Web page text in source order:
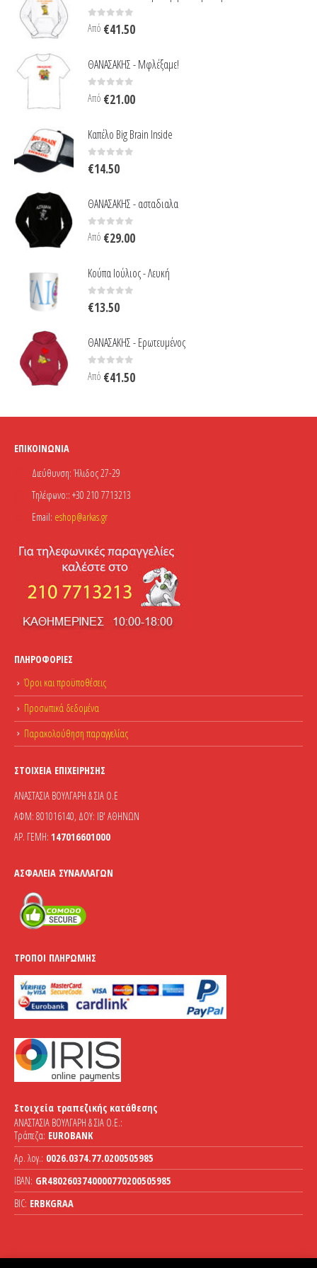
0 out of 5
Από €41.50
ΘΑΝΑΣΑΚΗΣ - Μφλέξαμε!
0 out of 5
Από €21.00
Καπέλο Big Brain Inside
0out of 5
€14.50
ΘΑΝΑΣΑΚΗΣ - ασταδιαλα
0 out of 5
Από €29.00
Κούπα Ιούλιος - Λευκή
0out of 5
€13.50
ΘΑΝΑΣΑΚΗΣ - Ερωτευμένος
0 out of 5
Από €41.50
ΕΠΙΚΟΙΝΩΝΊΑ
Διεύθυνση: Ήλιδος 27-29
Τηλέφωνο:: +30 210 7713213
Email: eshop@arkas.gr
ΠΛΗΡΟΦΟΡΊΕΣ
Όροι και προϋποθέσεις
Προσωπικά δεδομένα
Παρακολούθηση παραγγελίας
ΣΤΟΙΧΕΊΑ ΕΠΙΧΕΊΡΗΣΗΣ
ΑΝΑΣΤΑΣΙΑ ΒΟΥΛΓΑΡΗ & ΣΙΑ Ο.Ε
ΑΦΜ: 801016140, ΔΟΥ: ΙΒ' ΑΘΗΝΩΝ
ΑΡ. ΓΕΜΗ: 147016601000
ΑΣΦΆΛΕΙΑ ΣΥΝΑΛΛΑΓΏΝ
ΤΡΌΠΟΙ ΠΛΗΡΩΜΉΣ
Στοιχεία τραπεζικής κατάθεσης
ΑΝΑΣΤΑΣΙΑ ΒΟΥΛΓΑΡΗ & ΣΙΑ Ο.Ε.:
Τράπεζα: EUROBANK
Αρ. λογ.: 0026.0374.77.0200505985
IBAN: GR4802603740000770200505985
BIC: ERBKGRAA